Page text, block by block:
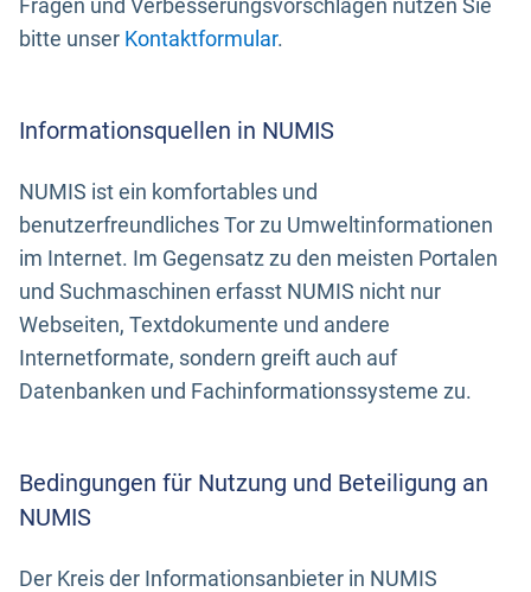
Fragen und Verbesserungsvorschlägen nutzen Sie
bitte unser Kontaktformular.
Informationsquellen in NUMIS
NUMIS ist ein komfortables und
benutzerfreundliches Tor zu Umweltinformationen
im Internet. Im Gegensatz zu den meisten Portalen
und Suchmaschinen erfasst NUMIS nicht nur
Webseiten, Textdokumente und andere
Internetformate, sondern greift auch auf
Datenbanken und Fachinformationssysteme zu.
Bedingungen für Nutzung und Beteiligung an
NUMIS
Der Kreis der Informationsanbieter in NUMIS